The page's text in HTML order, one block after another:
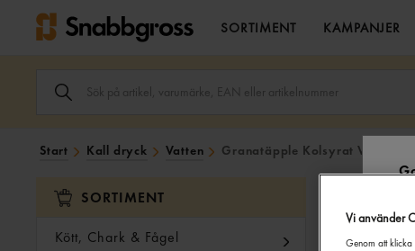
SORTIMENT KAMPANJER
ARTIKEL,
ARTIKELNUMMER
SÖK
FÄLTET.
Start Kall dryck Vatten Granatäpple Kolsyrat Vatten
SORTIMENT
Kött, Chark & Fågel
Vi använder
Genom att